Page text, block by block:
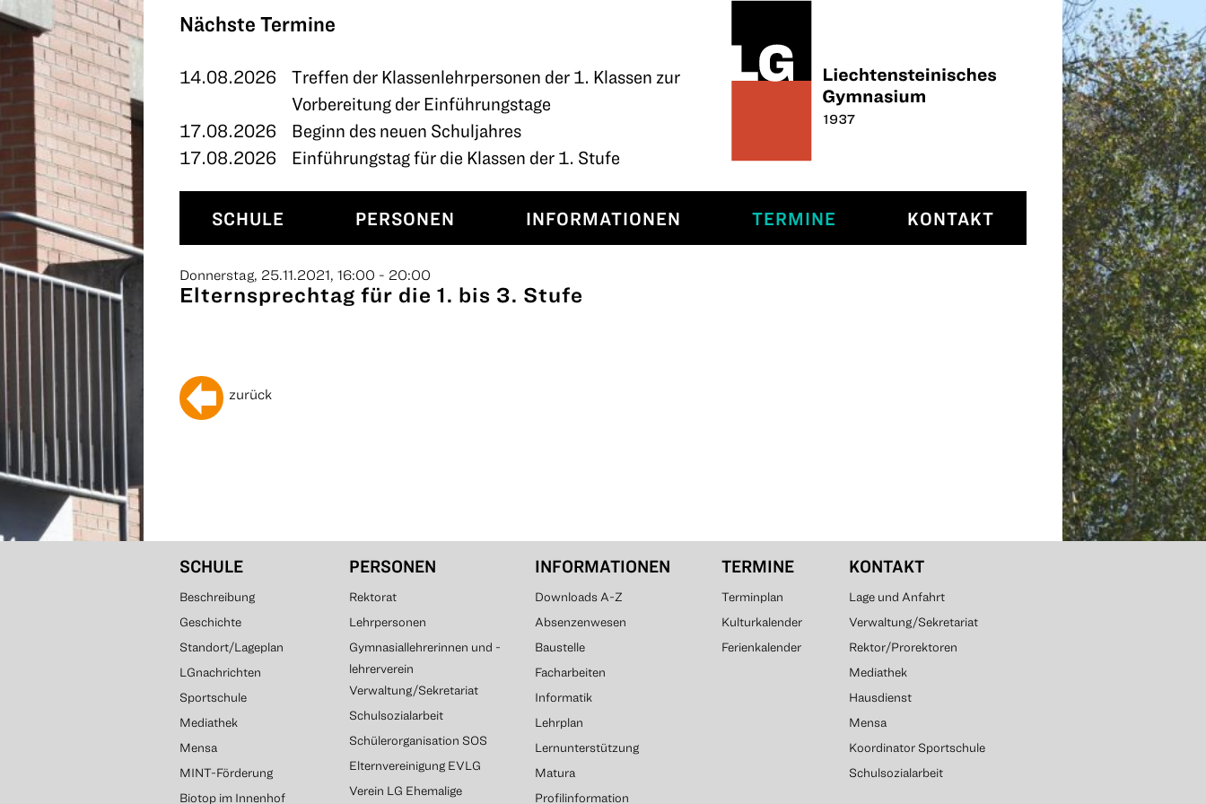
Nächste Termine
14.08.2026
Treffen der Klassenlehrpersonen der 1. Klassen zur
Vorbereitung der Einführungstage
17.08.2026
Beginn des neuen Schuljahres
17.08.2026
Einführungstag für die Klassen der 1. Stufe
SCHULE PERSONEN INFORMATIONEN TERMINE KONTAKT
KONTAKT
Donnerstag, 25.11.2021, 16:00 - 20:00
Elternsprechtag für die 1. bis 3. Stufe
zurück
SCHULE
Beschreibung
Geschichte
Standort/Lageplan
LGnachrichten
Sportschule
Mediathek
Mensa
MINT-Förderung
Biotop im Innenhof
PERSONEN
Rektorat
Lehrpersonen
Gymnasiallehrerinnen und -
lehrerverein
Verwaltung/Sekretariat
Schulsozialarbeit
Schülerorganisation SOS
Elternvereinigung EVLG
Verein LG Ehemalige
INFORMATIONEN
Downloads A-Z
Absenzenwesen
Baustelle
Facharbeiten
Informatik
Lehrplan
Lernunterstützung
Matura
Profilinformation
TERMINE
Terminplan
Kulturkalender
Ferienkalender
KONTAKT
Lage und Anfahrt
Verwaltung/Sekretariat
Rektor/Prorektoren
Mediathek
Hausdienst
Mensa
Koordinator Sportschule
Schulsozialarbeit